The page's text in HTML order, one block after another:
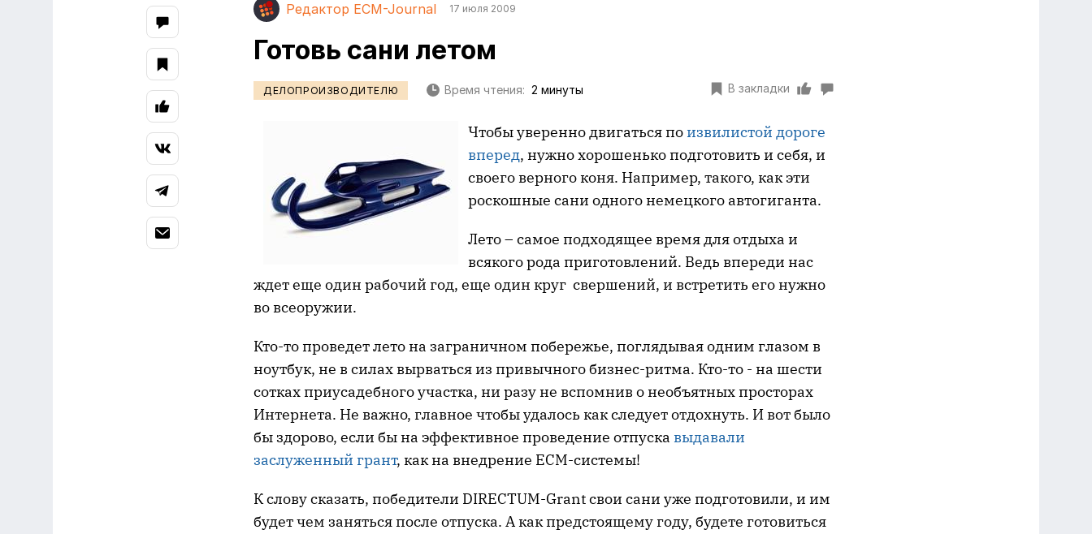
Редактор ECM-Journal 17 июля 2009
Готовь сани летом
ДЕЛОПРОИЗВОДИТЕЛЮ Время чтения: 2 минуты В закладки
Чтобы уверенно двигаться по извилистой дороге
вперед, нужно хорошенько подготовить и себя, и
своего верного коня. Например, такого, как эти
роскошные сани одного немецкого автогиганта.
Лето – самое подходящее время для отдыха и
всякого рода приготовлений. Ведь впереди нас
ждет еще один рабочий год, еще один круг свершений, и встретить его нужно
во всеоружии.
Кто-то проведет лето на заграничном побережье, поглядывая одним глазом в
ноутбук, не в силах вырваться из привычного бизнес-ритма. Кто-то - на шести
сотках приусадебного участка, ни разу не вспомнив о необъятных просторах
Интернета. Не важно, главное чтобы удалось как следует отдохнуть. И вот было
бы здорово, если бы на эффективное проведение отпуска выдавали
заслуженный грант, как на внедрение ECM-системы!
К слову сказать, победители DIRECTUM-Grant свои сани уже подготовили, и им
будет чем заняться после отпуска. А как предстоящему году, будете готовиться